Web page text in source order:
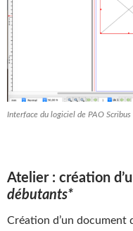
Interface du logiciel de PAO Scribus
Atelier : création
débutants*
Création d’un document